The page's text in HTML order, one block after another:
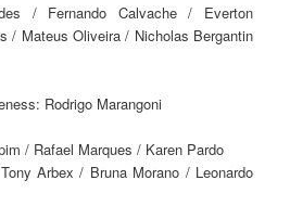
/ Fernando Calvache / Everton
/ Mateus Oliveira / Nicholas Bergantin
Rodrigo Marangoni
/ Rafael Marques / Karen Pardo
Arbex / Bruna Morano / Leonardo